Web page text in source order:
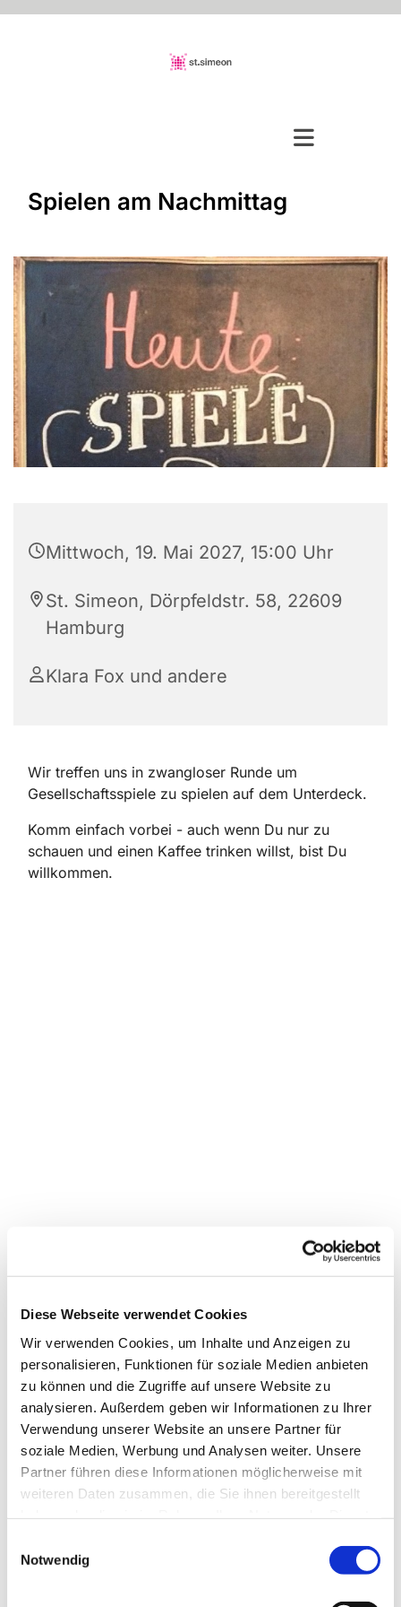
Diese Webseite verwendet Cookies
Wir verwenden Cookies, um Inhalte und Anzeigen zu
personalisieren, Funktionen für soziale Medien anbieten
zu können und die Zugriffe auf unsere Website zu
analysieren. Außerdem geben wir Informationen zu Ihrer
Verwendung unserer Website an unsere Partner für
soziale Medien, Werbung und Analysen weiter. Unsere
Partner führen diese Informationen möglicherweise mit
weiteren Daten zusammen, die Sie ihnen bereitgestellt
Notwendig
Spielen am Nachmittag
Mittwoch, 19. Mai 2027, 15:00 Uhr
St. Simeon, Dörpfeldstr. 58, 22609
Hamburg
Klara Fox und andere
Wir treffen uns in zwangloser Runde um
Gesellschaftsspiele zu spielen auf dem Unterdeck.
Komm einfach vorbei - auch wenn Du nur zu
schauen und einen Kaffee trinken willst, bist Du
willkommen.
Dies könnte Sie auch
interessieren